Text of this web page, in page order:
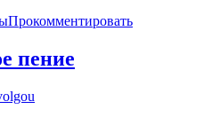
Прокомментировать
пение